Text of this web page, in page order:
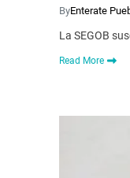
ByEnterate
La SEGOB
Read More